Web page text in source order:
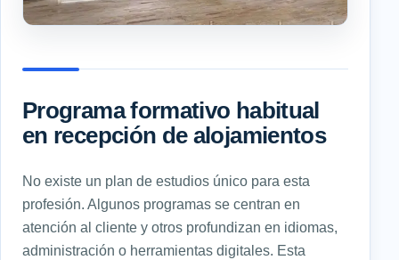
Programa formativo habitual
en recepción de alojamientos
No existe un plan de estudios único para esta
profesión. Algunos programas se centran en
atención al cliente y otros profundizan en idiomas,
administración o herramientas digitales. Esta